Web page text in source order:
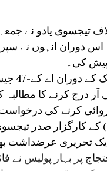
تیجسوی یادو نے
اس دوران انہوں نے
کی۔
آر درج کرنے کا
کرنے کی
کے کارگزار صدر
تحریری عرضداشت
پر بہار پولیس نے